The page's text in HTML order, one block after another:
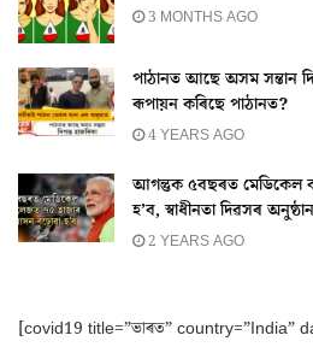
3 MONTHS AGO
পাঠানত আছে অসম সন্তান
ৰূপায়ন কৰিছে পাঠানত?
4 YEARS AGO
আগন্তুক ৫বছৰত মেডিকেল
হ’ব, স্বাধীনতা দিৱসৰ
2 YEARS AGO
[covid19 title=”ভাৰত” country=”India”